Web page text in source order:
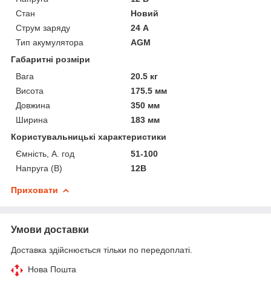
Стан
Новий
Струм заряду
24 А
Тип акумулятора
AGM
Габаритні розміри
Вага
20.5 кг
Висота
175.5 мм
Довжина
350 мм
Ширина
183 мм
Користувальницькі характеристики
Ємність, А. год
51-100
Напруга (В)
12В
Приховати
Умови доставки
Доставка здійснюється тільки по передоплаті.
Нова Пошта